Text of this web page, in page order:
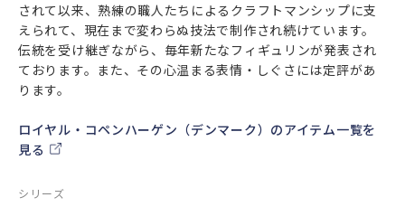
されて以来、熟練の職人たちによるクラフトマンシップに支
えられて、現在まで変わらぬ技法で制作され続けています。
伝統を受け継ぎながら、毎年新たなフィギュリンが発表され
ております。また、その心温まる表情・しぐさには定評があ
ります。
ロイヤル・コペンハーゲン（デンマーク）のアイテム一覧を
見る
シリーズ